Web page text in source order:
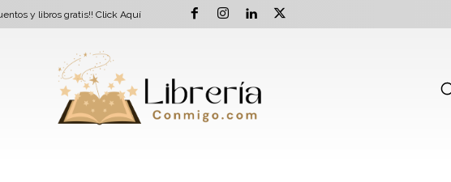
y libros gratis!! Click Aquí